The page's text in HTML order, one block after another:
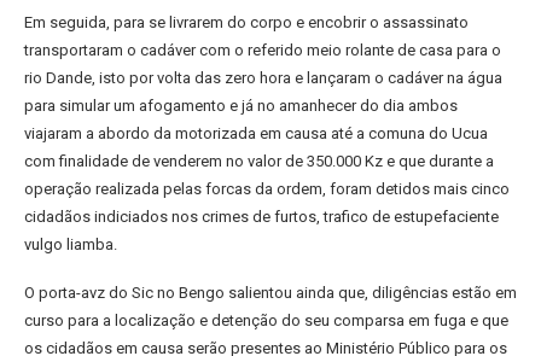
Em seguida, para se livrarem do corpo e encobrir o assassinato
transportaram o cadáver com o referido meio rolante de casa para o
rio Dande, isto por volta das zero hora e lançaram o cadáver na água
para simular um afogamento e já no amanhecer do dia ambos
viajaram a abordo da motorizada em causa até a comuna do Ucua
com finalidade de venderem no valor de 350.000 Kz e que durante a
operação realizada pelas forcas da ordem, foram detidos mais cinco
cidadãos indiciados nos crimes de furtos, trafico de estupefaciente
vulgo liamba.
O porta-avz do Sic no Bengo salientou ainda que, diligências estão em
curso para a localização e detenção do seu comparsa em fuga e que
os cidadãos em causa serão presentes ao Ministério Público para os